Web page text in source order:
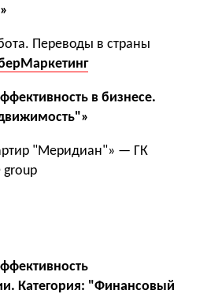
Переводы в страны
в бизнесе.
"Меридиан"» — ГК
Категория: "Финансовый